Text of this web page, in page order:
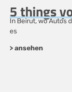
5 things
In Beirut, wo Autos
es
> ansehen